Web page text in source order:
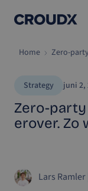
Home Zero-
Strategy juni 2,
Zero-
erover. Zo
Lars Ramler